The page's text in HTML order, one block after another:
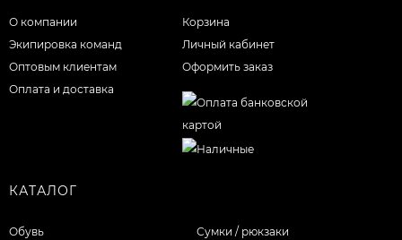
О компании
Экипировка команд
Оптовым клиентам
Оплата и доставка
Корзина
Личный кабинет
Оформить заказ
КАТАЛОГ
Обувь
Сумки / рюкзаки